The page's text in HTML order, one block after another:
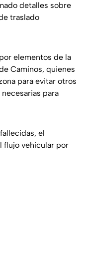
detalles sobre
traslado
elementos de la
Caminos, quienes
para evitar otros
para
el
flujo vehicular por